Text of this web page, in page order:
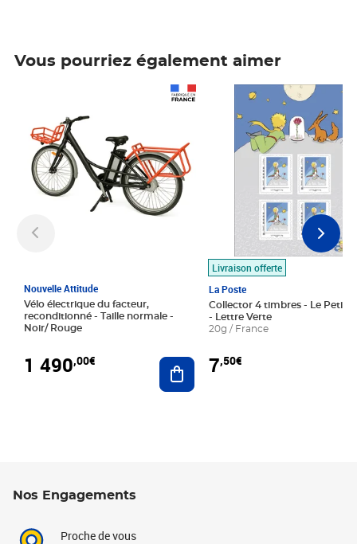
Vous pourriez également aimer
Nouvelle Attitude
Vélo électrique du facteur,
reconditionné - Taille normale -
Noir/ Rouge
1 490,00€ Ajouter au panier
Livraison offerte
La Poste
Collector 4 timbres - Le Petit
- Lettre Verte
20g / France
7,50€
Prix 7,50€
Nos Engagements
Proche de vous